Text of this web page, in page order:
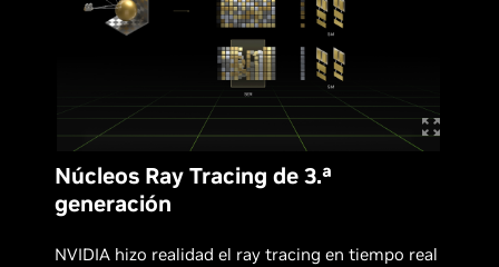
Núcleos Ray Tracing de 3.ª
generación
NVIDIA hizo realidad el ray tracing en tiempo real